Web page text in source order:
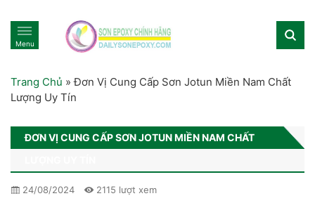
Menu
Trang Chủ »Đơn Vị Cung Cấp Sơn Jotun Miền Nam Chất
Lượng Uy Tín
ĐƠN VỊ CUNG CẤP SƠN JOTUN MIỀN NAM CHẤT
24/08/2024 2115 lượt xem